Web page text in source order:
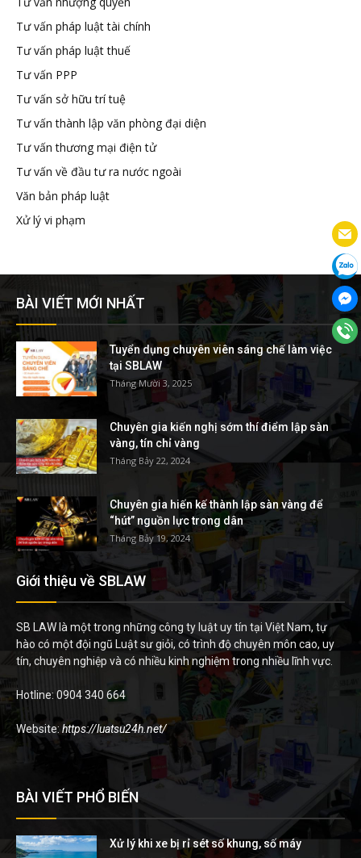
Tư vấn pháp luật tài chính
Tư vấn pháp luật thuế
Tư vấn PPP
Tư vấn sở hữu trí tuệ
Tư vấn thành lập văn phòng đại diện
Tư vấn thương mại điện tử
Tư vấn về đầu tư ra nước ngoài
Văn bản pháp luật
Xử lý vi phạm
BÀI VIẾT MỚI NHẤT
Tuyển dụng chuyên viên sáng chế làm việc
tại SBLAW
Tháng Mười 3, 2025
Chuyên gia kiến nghị sớm thí điểm lập sàn
vàng, tín chỉ vàng
Tháng Bảy 22, 2024
Chuyên gia hiến kế thành lập sàn vàng để
“hút” nguồn lực trong dân
Tháng Bảy 19, 2024
Giới thiệu về SBLAW
SB LAW là một trong những công ty luật uy tín tại Việt Nam, tự
hào có một đội ngũ Luật sư giỏi, có trình độ chuyên môn cao, uy
tín, chuyên nghiệp và có nhiều kinh nghiệm trong nhiều lĩnh vực.
Hotline: 0904 340 664
Website: https://luatsu24h.net/
BÀI VIẾT PHỔ BIẾN
Xử lý khi xe bị rỉ sét số khung, số máy